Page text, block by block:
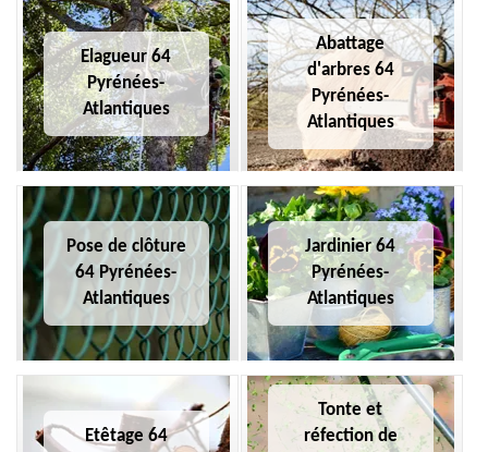
Elagueur 64
Pyrénées-
Atlantiques
Abattage
d'arbres 64
Pyrénées-
Atlantiques
Pose de clôture
64 Pyrénées-
Atlantiques
Jardinier 64
Pyrénées-
Atlantiques
Etêtage 64
Tonte et
réfection de